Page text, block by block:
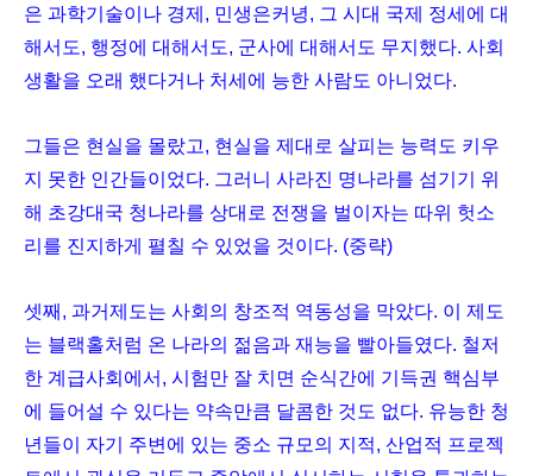
은 과학기술이나 경제, 민생은커녕, 그 시대 국제 정세에 대
해서도, 행정에 대해서도, 군사에 대해서도 무지했다. 사회
생활을 오래 했다거나 처세에 능한 사람도 아니었다.
그들은 현실을 몰랐고, 현실을 제대로 살피는 능력도 키우
지 못한 인간들이었다. 그러니 사라진 명나라를 섬기기 위
해 초강대국 청나라를 상대로 전쟁을 벌이자는 따위 헛소
리를 진지하게 펼칠 수 있었을 것이다. (중략)
셋째, 과거제도는 사회의 창조적 역동성을 막았다. 이 제도
는 블랙홀처럼 온 나라의 젊음과 재능을 빨아들였다. 철저
한 계급사회에서, 시험만 잘 치면 순식간에 기득권 핵심부
에 들어설 수 있다는 약속만큼 달콤한 것도 없다. 유능한 청
년들이 자기 주변에 있는 중소 규모의 지적, 산업적 프로젝